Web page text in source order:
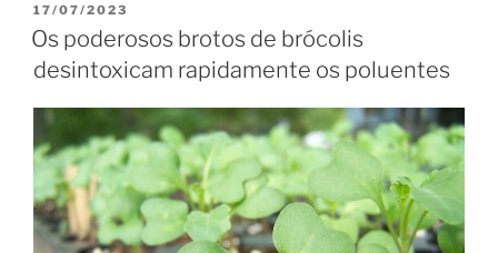
PUBLICADO
EM
17/07/2023
Os poderosos brotos de brócolis
desintoxicam rapidamente os poluentes